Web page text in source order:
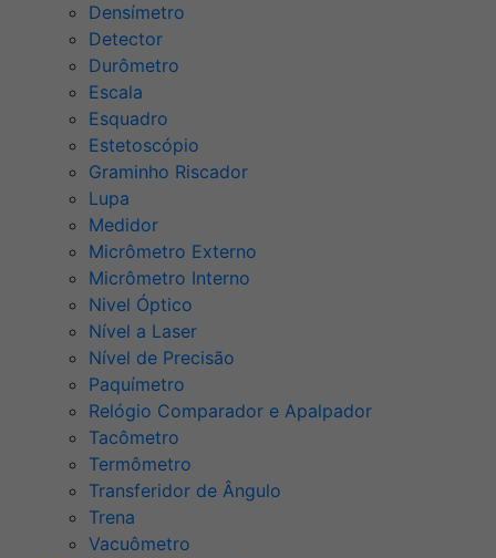
Densímetro
Detector
Durômetro
Escala
Esquadro
Estetoscópio
Graminho Riscador
Lupa
Medidor
Micrômetro Externo
Micrômetro Interno
Nivel Óptico
Nível a Laser
Nível de Precisão
Paquímetro
Relógio Comparador e Apalpador
Tacômetro
Termômetro
Transferidor de Ângulo
Trena
Vacuômetro